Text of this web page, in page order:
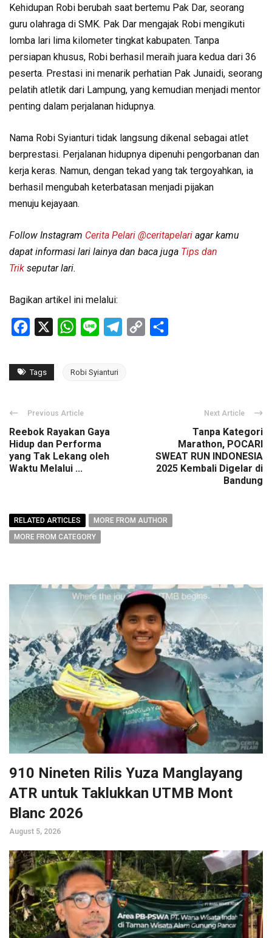
Kehidupan Robi berubah saat bertemu Pak Dar, seorang
guru olahraga di SMK. Pak Dar mengajak Robi mengikuti
lomba lari lima kilometer tingkat kabupaten. Tanpa
persiapan khusus, Robi berhasil meraih juara kedua dari 36
peserta. Prestasi ini menarik perhatian Pak Junaidi, seorang
pelatih atletik dari Lampung, yang kemudian menjadi mentor
penting dalam perjalanan hidupnya.
Nama Robi Syianturi tidak langsung dikenal sebagai atlet
berprestasi. Perjalanan hidupnya dipenuhi pengorbanan dan
kerja keras. Namun, dengan tekad yang tak tergoyahkan, ia
berhasil mengubah keterbatasan menjadi pijakan
menuju kejayaan.
Follow Instagram Cerita Pelari @ceritapelari agar kamu
dapat informasi lari lainya dan baca juga Tips dan
Trik seputar lari.
Bagikan artikel ini melalui:
Facebook WhatsApp
Line Telegram
Copy
Tags Robi Syianturi
Previous Article
Reebok Rayakan Gaya
Hidup dan Performa
yang Tak Lekang oleh
Waktu Melalui ...
Next Article
Tanpa Kategori
Marathon, POCARI
SWEAT RUN INDONESIA
2025 Kembali Digelar di
Bandung
RELATED ARTICLES
MORE FROM AUTHOR
MORE FROM CATEGORY
910 Nineten Rilis Yuza Manglayang
ATR untuk Taklukkan UTMB Mont
Blanc 2026
August 5, 2026